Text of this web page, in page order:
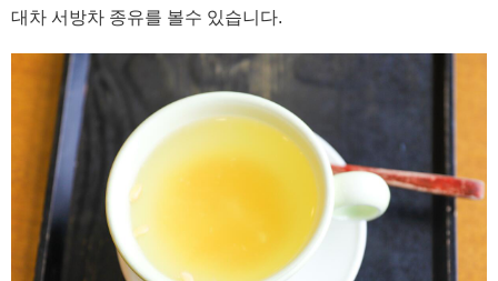
대차 서방차 종유를 볼수 있습니다.